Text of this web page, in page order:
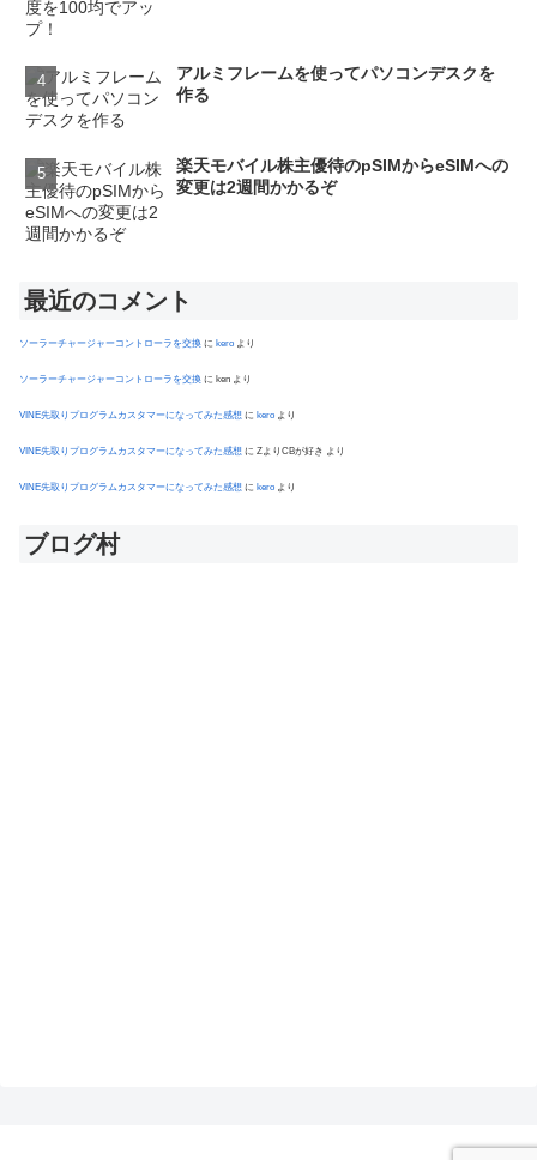
アルミフレームを使ってパソコンデスクを
作る
楽天モバイル株主優待のpSIMからeSIMへの
変更は2週間かかるぞ
最近のコメント
ソーラーチャージャーコントローラを交換 に kero より
ソーラーチャージャーコントローラを交換 に ken より
VINE先取りプログラムカスタマーになってみた感想 に kero より
VINE先取りプログラムカスタマーになってみた感想 に ZよりCBが好き より
VINE先取りプログラムカスタマーになってみた感想 に kero より
ブログ村